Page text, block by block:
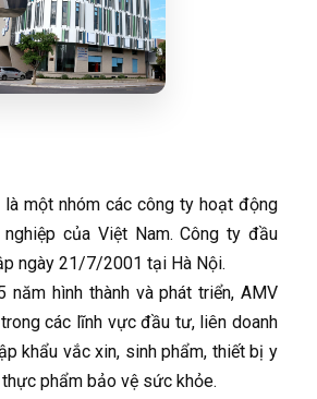
nhóm các công ty hoạt động
của Việt Nam. Công ty đầu
ngày 21/7/2001 tại Hà Nội.
hình thành và phát triển, AMV
các lĩnh vực đầu tư, liên doanh
khẩu vắc xin, sinh phẩm, thiết bị y
phẩm bảo vệ sức khỏe.